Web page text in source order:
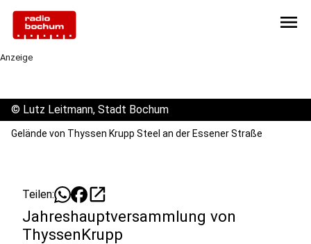
menu
Anzeige
© Lutz Leitmann, Stadt Bochum
Gelände von Thyssen Krupp Steel an der Essener Straße
Teilen: open_in_new
Jahreshauptversammlung von
ThyssenKrupp